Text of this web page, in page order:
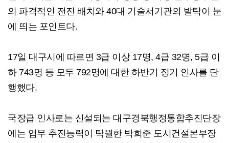
의 파격적인 전진 배치와 40대 기술서기관의 발탁이 눈
에 띄는 포인트다.
17일 대구시에 따르면 3급 이상 17명, 4급 32명, 5급 이
하 743명 등 모두 792명에 대한 하반기 정기 인사를 단
행했다.
국장급 인사로는 신설되는 대구경북행정통합추진단장
에는 업무 추진능력이 탁월한 박희준 도시건설본부장